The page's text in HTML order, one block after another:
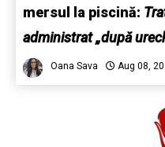
mersul la piscină:
administrat „după
Oana Sava Aug 08,